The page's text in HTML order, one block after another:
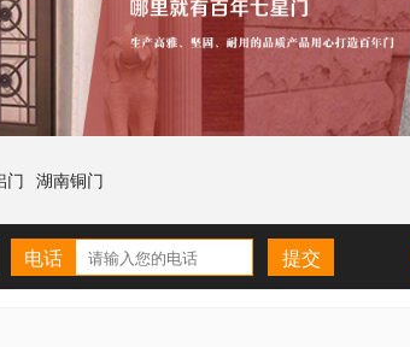
门 湖南铜门
电话